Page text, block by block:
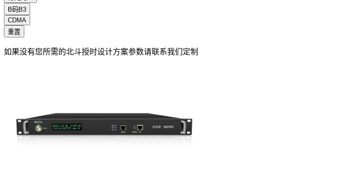
B码B3
CDMA
重置
如果没有您所需的北斗授时设计方案参数请联系我们定制